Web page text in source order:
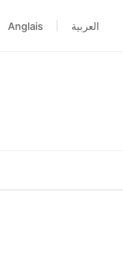
Anglais العربية